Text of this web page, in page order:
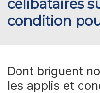
celibataires
condition
Dont briguent
les applis et